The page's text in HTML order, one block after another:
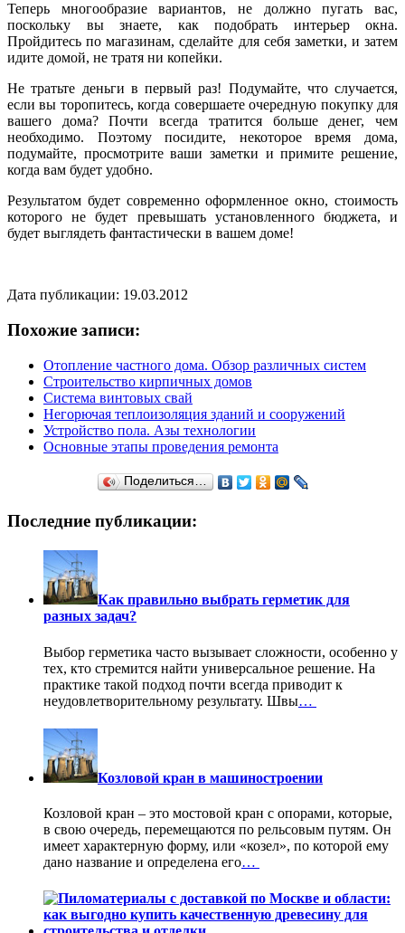
Теперь многообразие вариантов, не должно пугать вас,
поскольку вы знаете, как подобрать интерьер окна.
Пройдитесь по магазинам, сделайте для себя заметки, и затем
идите домой, не тратя ни копейки.
Не тратьте деньги в первый раз! Подумайте, что случается,
если вы торопитесь, когда совершаете очередную покупку для
вашего дома? Почти всегда тратится больше денег, чем
необходимо. Поэтому посидите, некоторое время дома,
подумайте, просмотрите ваши заметки и примите решение,
когда вам будет удобно.
Результатом будет современно оформленное окно, стоимость
которого не будет превышать установленного бюджета, и
будет выглядеть фантастически в вашем доме!
Дата публикации: 19.03.2012
Похожие записи:
Отопление частного дома. Обзор различных систем
Строительство кирпичных домов
Система винтовых свай
Негорючая теплоизоляция зданий и сооружений
Устройство пола. Азы технологии
Основные этапы проведения ремонта
Поделиться…
Последние публикации:
Как правильно выбрать герметик для
разных задач?
Выбор герметика часто вызывает сложности, особенно у
тех, кто стремится найти универсальное решение. На
практике такой подход почти всегда приводит к
неудовлетворительному результату. Швы…
Козловой кран в машиностроении
Козловой кран – это мостовой кран с опорами, которые,
в свою очередь, перемещаются по рельсовым путям. Он
имеет характерную форму, или «козел», по которой ему
дано название и определена его…